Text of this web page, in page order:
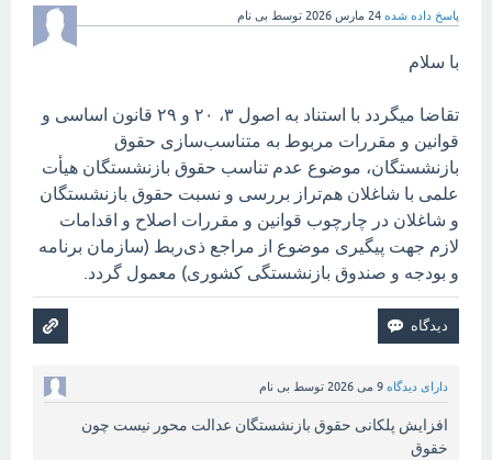
پاسخ داده شده 24 مارس 2026 توسط بی نام
با سلام
تقاضا میگردد با استناد به اصول ۳، ۲۰ و ۲۹ قانون اساسی و
قوانین و مقررات مربوط به متناسب‌سازی حقوق
بازنشستگان، موضوع عدم تناسب حقوق بازنشستگان هیأت
علمی با شاغلان هم‌تراز بررسی و نسبت حقوق بازنشستگان
و شاغلان در چارچوب قوانین و مقررات اصلاح و اقدامات
لازم جهت پیگیری موضوع از مراجع ذی‌ربط (سازمان برنامه
و بودجه و صندوق بازنشستگی کشوری) معمول گردد.
دارای دیدگاه 9 می 2026 توسط بی نام
افزایش پلکانی حقوق بازنشستگان عدالت محور نیست چون
خقوق